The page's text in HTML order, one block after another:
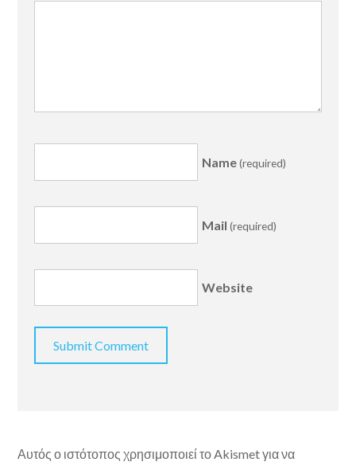
Name(required)
Mail (required)
Website
Αυτός ο ιστότοπος χρησιμοποιεί το Akismet για να